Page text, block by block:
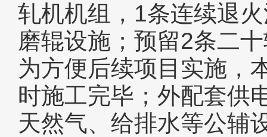
轧机机组，1条连续退
磨辊设施；预留2条二
为方便后续项目实施，
时施工完毕；外配套供
天然气、给排水等公辅